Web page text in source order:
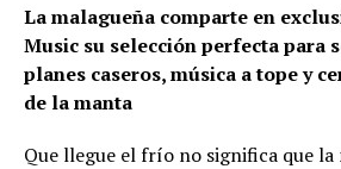
La malagueña comparte en
Music su selección perfecta
planes caseros, música a tope y
de la manta
Que llegue el frío no significa que la